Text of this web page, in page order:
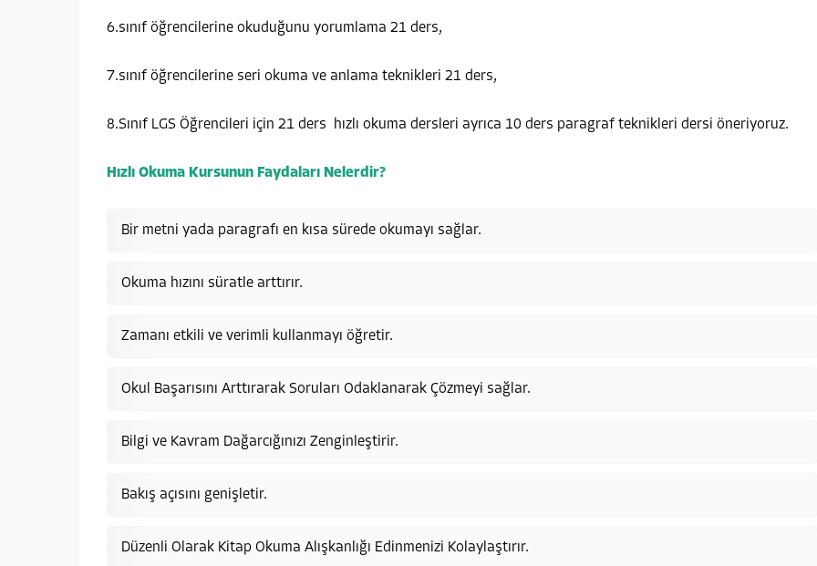
6.sınıf öğrencilerine okuduğunu yorumlama 21 ders,
7.sınıf öğrencilerine seri okuma ve anlama teknikleri 21 ders,
8.Sınıf LGS Öğrencileri için 21 ders hızlı okuma dersleri ayrıca 10 ders paragraf teknikleri dersi öneriyoruz.
Hızlı Okuma Kursunun Faydaları Nelerdir?
Bir metni yada paragrafı en kısa sürede okumayı sağlar.
Okuma hızını süratle arttırır.
Zamanı etkili ve verimli kullanmayı öğretir.
Okul Başarısını Arttırarak Soruları Odaklanarak Çözmeyi sağlar.
Bilgi ve Kavram Dağarcığınızı Zenginleştirir.
Bakış açısını genişletir.
Düzenli Olarak Kitap Okuma Alışkanlığı Edinmenizi Kolaylaştırır.